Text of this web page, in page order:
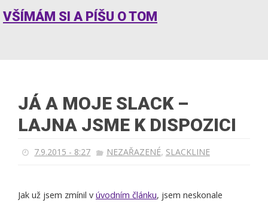
VŠÍMÁM SI A PÍŠU O TOM
JÁ A MOJE SLACK –
LAJNA JSME K DISPOZICI
7.9.2015 - 8:27 NEZAŘAZENÉ, SLACKLINE
Jak už jsem zmínil v úvodním článku, jsem neskonale